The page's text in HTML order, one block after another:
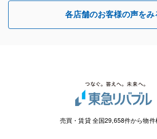
各店舗のお客様の声をみ
売買・賃貸 全国29,658件から物件